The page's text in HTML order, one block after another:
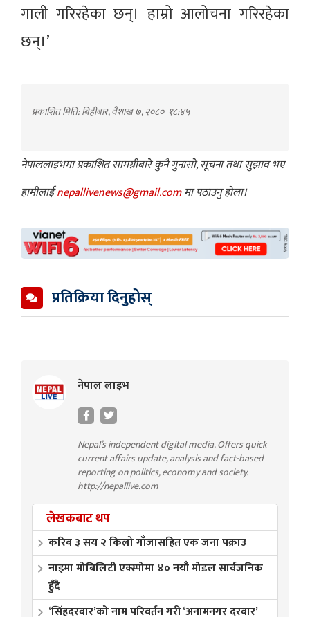
गाली गरिरहेका छन्। हाम्रो आलोचना गरिरहेका
छन्।’
प्रकाशित मिति: बिहीबार, वैशाख ७, २०८० १८:४५
नेपाललाइभमा प्रकाशित सामग्रीबारे कुनै गुनासो, सूचना तथा सुझाव भए
हामीलाईnepallivenews@gmail.comमा पठाउनु होला।
प्रतिक्रिया दिनुहोस्
नेपाल लाइभ
Nepal’s independent digital media. Offers quick
current affairs update, analysis and fact-based
reporting on politics, economy and society.
http://nepallive.com
लेखकबाट थप
करिब ३ सय २ किलो गाँजासहित एक जना पक्राउ
नाइमा मोबिलिटी एक्स्पोमा ४० नयाँ मोडल सार्वजनिक
हुँदै
‘सिंहदरबार’को नाम परिवर्तन गरी ‘अनामनगर दरबार’